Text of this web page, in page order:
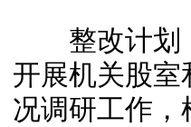
整改计划：
开展机关股
况调研工作